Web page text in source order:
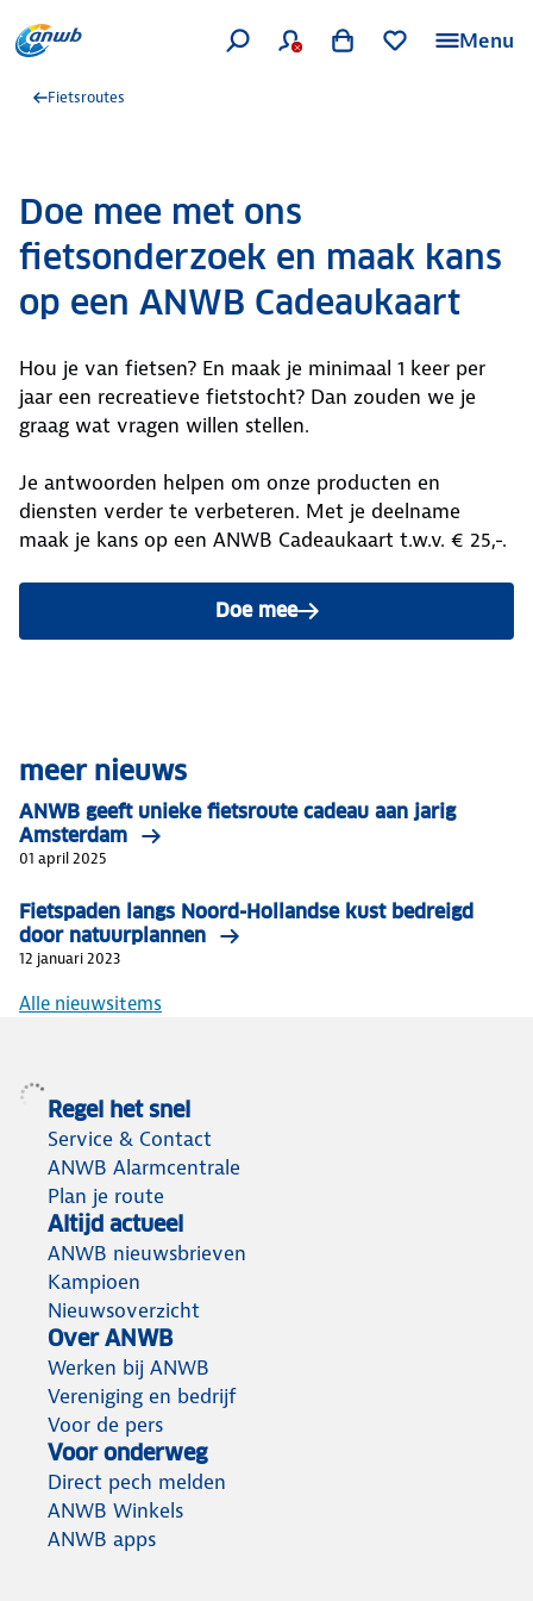
Menu
Fietsroutes
Doe mee met ons
fietsonderzoek en maak kans
op een ANWB Cadeaukaart
Hou je van fietsen? En maak je minimaal 1 keer per
jaar een recreatieve fietstocht? Dan zouden we je
graag wat vragen willen stellen.
Je antwoorden helpen om onze producten en
diensten verder te verbeteren. Met je deelname
maak je kans op een ANWB Cadeaukaart t.w.v. € 25,-.
Doe mee
meer nieuws
ANWB geeft unieke fietsroute cadeau aan jarig
Amsterdam
01 april 2025
Fietspaden langs Noord-Hollandse kust bedreigd
door natuurplannen
12 januari 2023
Alle nieuwsitems
Regel het snel
Service & Contact
ANWB Alarmcentrale
Plan je route
Altijd actueel
ANWB nieuwsbrieven
Kampioen
Nieuwsoverzicht
Over ANWB
Werken bij ANWB
Vereniging en bedrijf
Voor de pers
Voor onderweg
Direct pech melden
ANWB Winkels
ANWB apps